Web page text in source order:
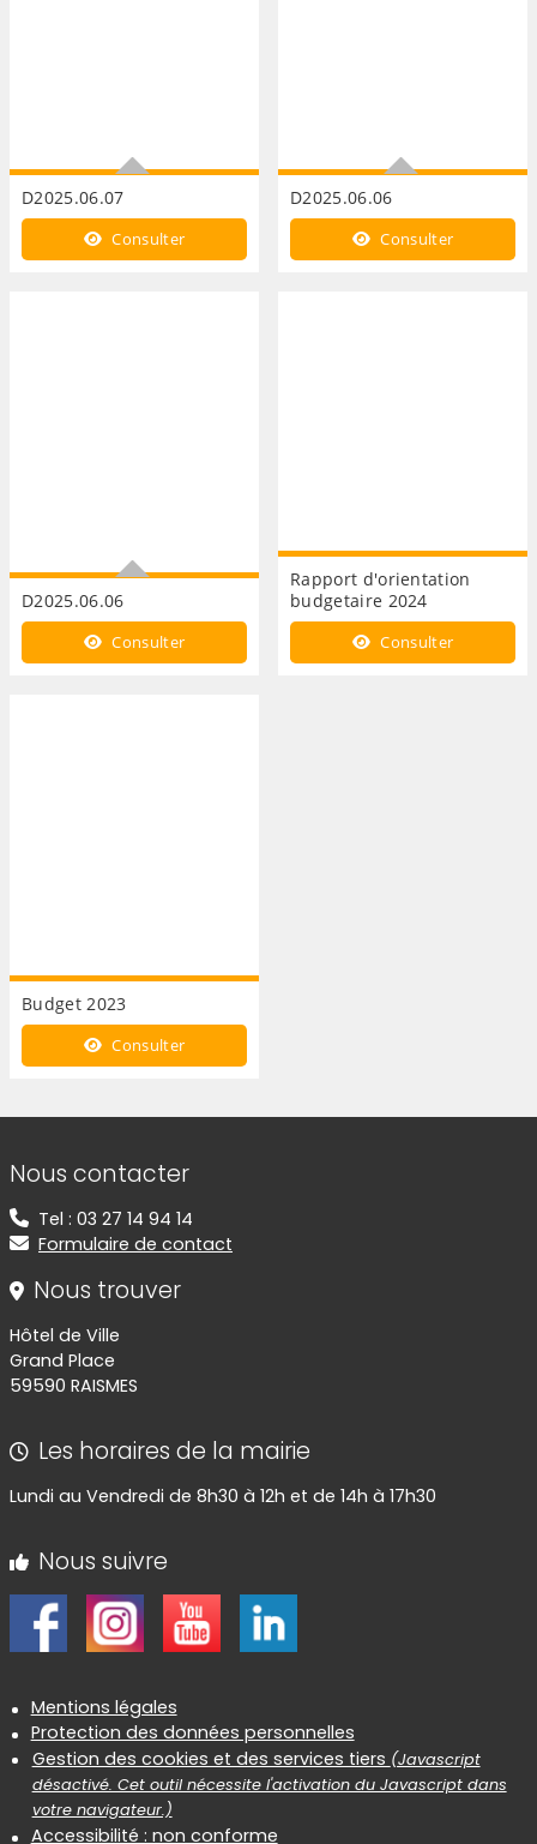
D2025.06.07
Compte administratif 2024
Consulter
D2025.06.06
Annexe
Consulter
D2025.06.06
Compte de gestion 2024 -
Ville
Consulter
Rapport d'orientation
budgetaire 2024
Consulter
Budget 2023
Consulter
Informations de contact
Nous contacter
Tel : 03 27 14 94 14
Formulaire de contact
Nous trouver
Hôtel de Ville
Grand Place
59590 RAISMES
Les horaires de la mairie
Lundi au Vendredi de 8h30 à 12h et de 14h à 17h30
Nous suivre
Informations réglementaires
Mentions légales
Protection des données personnelles
Gestion des cookies et des services tiers (Javascript
désactivé. Cet outil nécessite l'activation du Javascript dans
votre navigateur.)
Accessibilité : non conforme